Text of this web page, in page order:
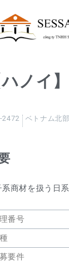
ハノイ
2472 ベトナム北部
系商材を扱う日
番号
要件